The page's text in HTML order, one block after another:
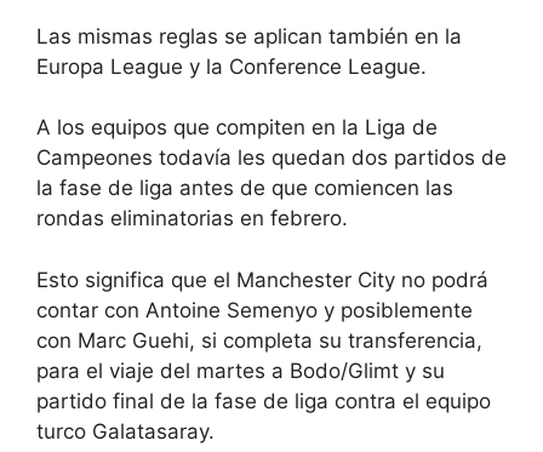
Las mismas reglas se aplican también en la
Europa League y la Conference League.
A los equipos que compiten en la Liga de
Campeones todavía les quedan dos partidos de
la fase de liga antes de que comiencen las
rondas eliminatorias en febrero.
Esto significa que el Manchester City no podrá
contar con Antoine Semenyo y posiblemente
con Marc Guehi, si completa su transferencia,
para el viaje del martes a Bodo/Glimt y su
partido final de la fase de liga contra el equipo
turco Galatasaray.